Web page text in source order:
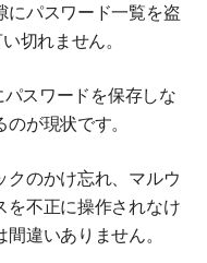
にパスワード一覧を盗
切れません。
スワードを保存しな
が現状です。
クのかけ忘れ、マルウ
を不正に操作されなけ
違いありません。